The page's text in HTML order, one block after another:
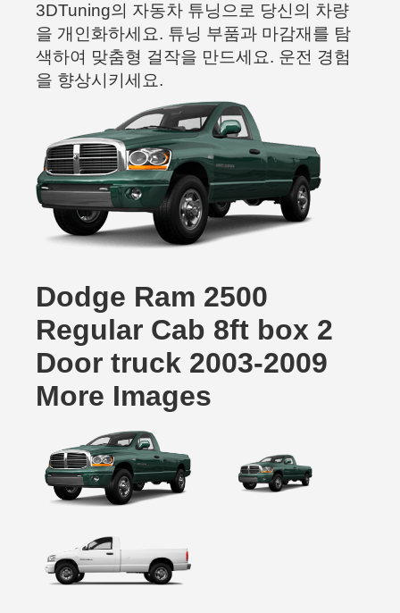
3DTuning의 자동차 튜닝으로 당신의 차량
을 개인화하세요. 튜닝 부품과 마감재를 탐
색하여 맞춤형 걸작을 만드세요. 운전 경험
을 향상시키세요.
Dodge Ram 2500
Regular Cab 8ft box 2
Door truck 2003-2009
More Images